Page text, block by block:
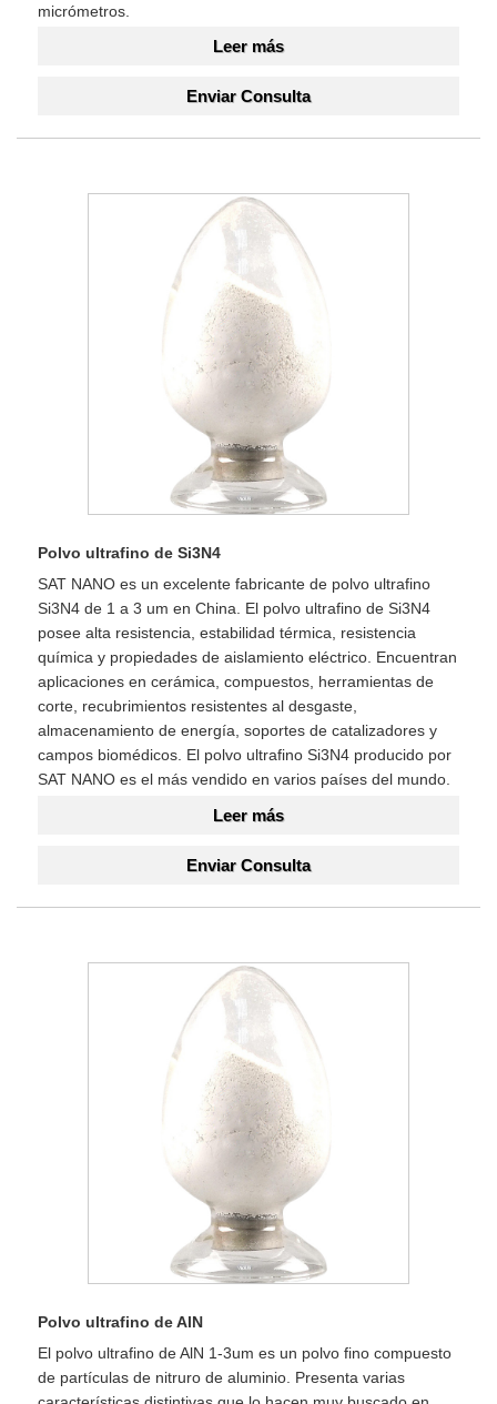
micrómetros.
Leer más
Enviar Consulta
Polvo ultrafino de Si3N4
SAT NANO es un excelente fabricante de polvo ultrafino
Si3N4 de 1 a 3 um en China. El polvo ultrafino de Si3N4
posee alta resistencia, estabilidad térmica, resistencia
química y propiedades de aislamiento eléctrico. Encuentran
aplicaciones en cerámica, compuestos, herramientas de
corte, recubrimientos resistentes al desgaste,
almacenamiento de energía, soportes de catalizadores y
campos biomédicos. El polvo ultrafino Si3N4 producido por
SAT NANO es el más vendido en varios países del mundo.
Leer más
Enviar Consulta
Polvo ultrafino de AlN
El polvo ultrafino de AlN 1-3um es un polvo fino compuesto
de partículas de nitruro de aluminio. Presenta varias